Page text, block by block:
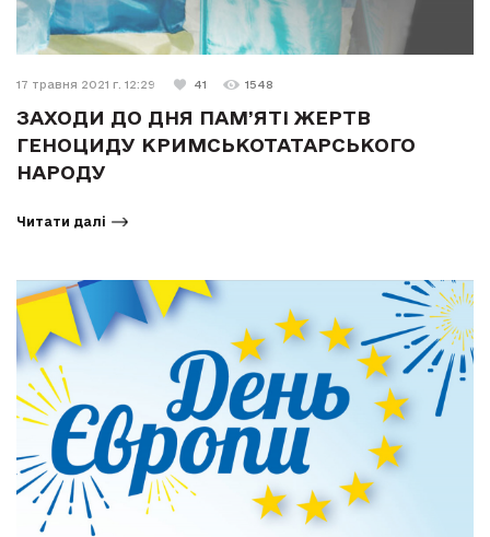
17 травня 2021 г. 12:29 41 1548
ЗАХОДИ ДО ДНЯ ПАМ’ЯТІ ЖЕРТВ
ГЕНОЦИДУ КРИМСЬКОТАТАРСЬКОГО
НАРОДУ
Читати далі